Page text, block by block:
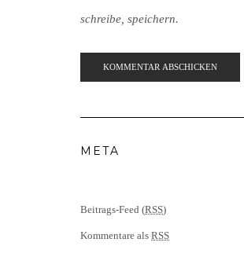
schreibe, speichern.
META
Beitrags-Feed (RSS)
Kommentare als RSS